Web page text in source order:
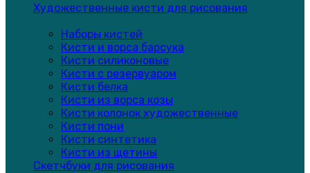
Художественные кисти для рисования
Наборы кистей
Кисти и ворса барсука
Кисти силиконовые
Кисти с резервуаром
Кисти белка
Кисти из ворса козы
Кисти колонок художественные
Кисти пони
Кисти синтетика
Кисти из щетины
Скетчбуки для рисования